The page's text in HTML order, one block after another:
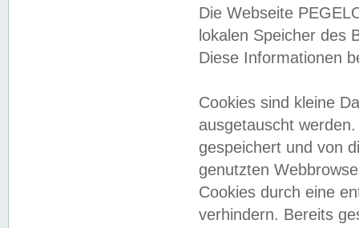
Die Webseite
lokalen Speicher des
Diese Informationen
Cookies sind kleine
ausgetauscht
gespeichert und von
genutzten
Cookies durch eine
verhindern. Bereits